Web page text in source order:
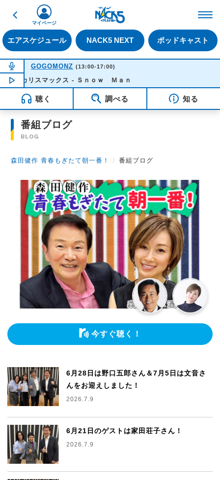
戻る
エアスケジュール NACK5 NEXT ポッドキャスト
マイページ
NOW ON AIR
GOGOMONZ (13:00-17:00)
NOW PLAYING 13:02
カリスマックス - Ｓｎｏｗ Ｍａｎ
聴く 調べる 知る
番組ブログ
BLOG
森田健作 青春もぎたて朝一番！ 〉番組ブログ
今すぐ聴く！
6月28日は野口五郎さん＆7月5日は文音さ
んをお迎えしました！
2026.7.9
6月21日のゲストは家田荘子さん！
2026.7.9